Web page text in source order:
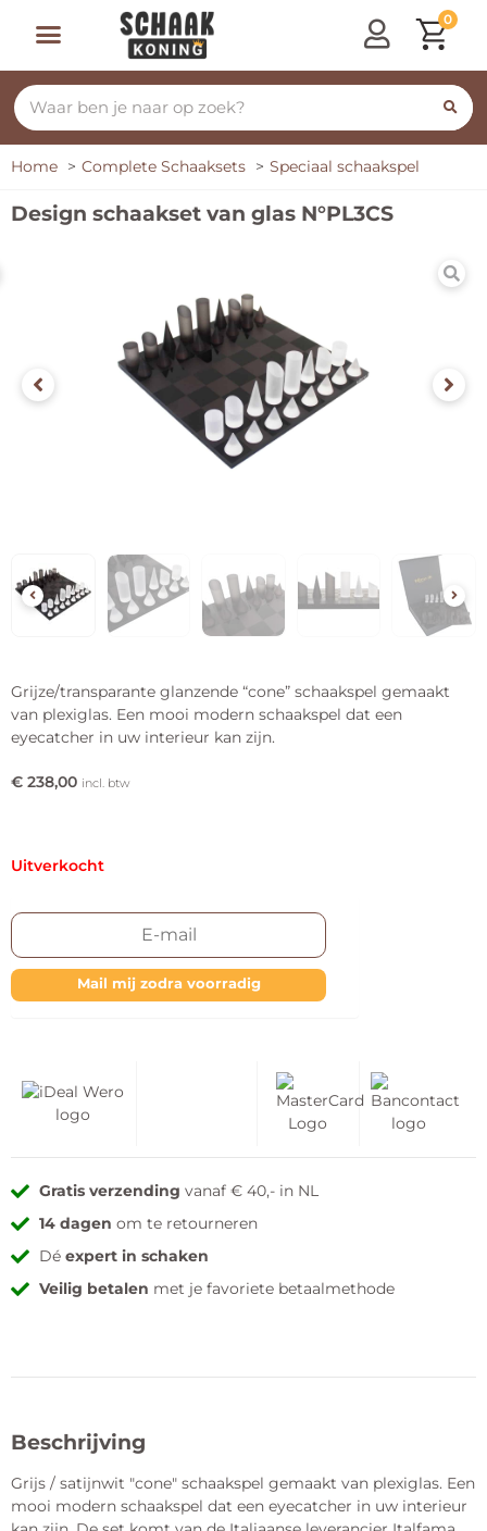
0
Home Complete Schaaksets Speciaal schaakspel
Design schaakset van glas N°PL3CS
Grijze/transparante glanzende “cone” schaakspel gemaakt
van plexiglas. Een mooi modern schaakspel dat een
eyecatcher in uw interieur kan zijn.
€ 238,00 incl. btw
Uitverkocht
Mail mij zodra voorradig
Gratis verzending vanaf € 40,- in NL
14 dagen om te retourneren
Déexpert in schaken
Veilig betalen met je favoriete betaalmethode
Beschrijving
Grijs / satijnwit "cone" schaakspel gemaakt van plexiglas. Een
mooi modern schaakspel dat een eyecatcher in uw interieur